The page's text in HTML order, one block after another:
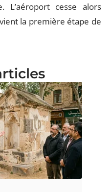
L’aéroport cesse alors
la première étape de